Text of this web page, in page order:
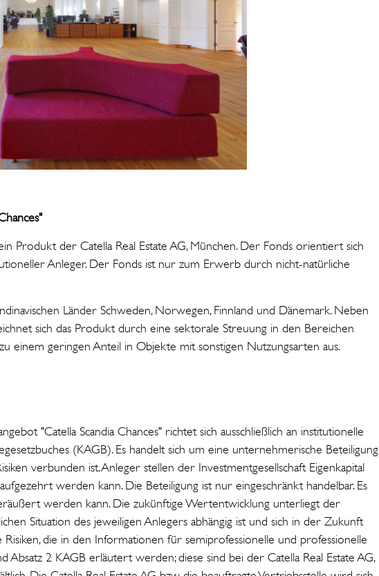
Produkt der Catella Real Estate AG, München. Der Fonds orientiert sich
Anleger. Der Fonds ist nur zum Erwerb durch nicht-natürliche
Länder Schweden, Norwegen, Finnland und Dänemark. Neben
sich das Produkt durch eine sektorale Streuung in den Bereichen
einem geringen Anteil in Objekte mit sonstigen Nutzungsarten aus.
"Catella Scandia Chances" richtet sich ausschließlich an institutionelle
(KAGB). Es handelt sich um eine unternehmerische Beteiligung
verbunden ist. Anleger stellen der Investmentgesellschaft Eigenkapital
werden kann. Die Beteiligung ist nur eingeschränkt handelbar. Es
werden kann. Die zukünftige Wertentwicklung unterliegt der
Situation des jeweiligen Anlegers abhängig ist und sich in der Zukunft
die in den Informationen für semiprofessionelle und professionelle
Absatz 2 KAGB erläutert werden; diese sind bei der Catella Real Estate AG,